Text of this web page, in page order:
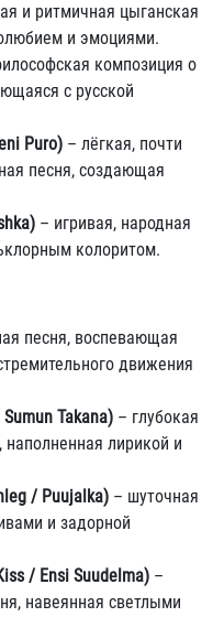
и ритмичная цыганская
и эмоциями.
композиция о
с русской
Puro) – лёгкая, почти
песня, создающая
– игривая, народная
колоритом.
песня, воспевающая
движения
Takana) – глубокая
лирикой и
/ Puujalka) – шуточная
и задорной
/ Ensi Suudelma) –
навеянная светлыми